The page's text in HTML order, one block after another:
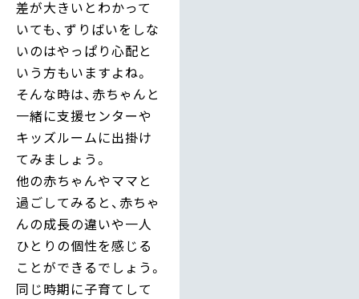
差が大きいとわかって
いても、ずりばいをしな
いのはやっぱり心配と
いう方もいますよね。
そんな時は、赤ちゃんと
一緒に支援センターや
キッズルームに出掛け
てみましょう。
他の赤ちゃんやママと
過ごしてみると、赤ちゃ
んの成長の違いや一人
ひとりの個性を感じる
ことができるでしょう。
同じ時期に子育てして